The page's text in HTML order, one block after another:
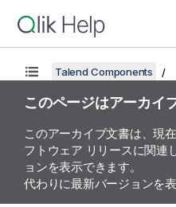
Talend Components
このページはアーカイ
このアーカイブ文書は、現
フトウェア リリースに関連
ョンを表示できます。
代わりに最新バージョンを